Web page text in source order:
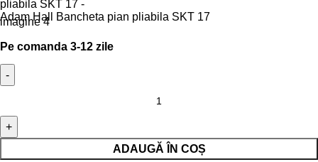
Adam Hall Bancheta pian pliabila SKT 17
Pe comanda 3-12 zile
ADAUGĂ ÎN COȘ